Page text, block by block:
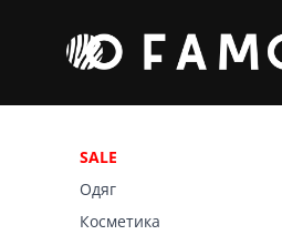
SALE
Одяг
Косметика
Окуляри та